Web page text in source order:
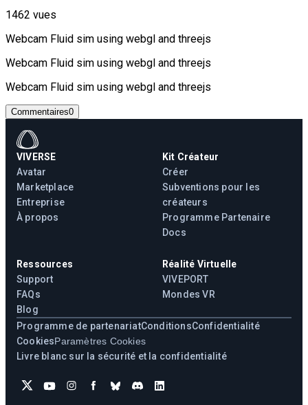
1462 vues
Webcam Fluid sim using webgl and threejs
Webcam Fluid sim using webgl and threejs
Webcam Fluid sim using webgl and threejs
Commentaires0
VIVERSE
Avatar
Marketplace
Entreprise
À propos
Kit Créateur
Créer
Subventions pour les
créateurs
Programme Partenaire
Docs
Ressources
Support
FAQs
Blog
Réalité Virtuelle
VIVEPORT
Mondes VR
Programme de partenariatConditionsConfidentialité
CookiesParamètres Cookies
Livre blanc sur la sécurité et la confidentialité